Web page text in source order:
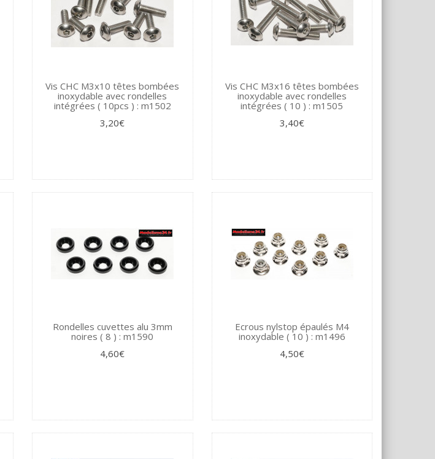
Vis CHC M3x10 têtes bombées
inoxydable avec rondelles
intégrées ( 10pcs ) : m1502
3,20€
Vis CHC M3x16 têtes bombées
inoxydable avec rondelles
intégrées ( 10 ) : m1505
3,40€
Rondelles cuvettes alu 3mm
noires ( 8 ) : m1590
4,60€
Ecrous nylstop épaulés M4
inoxydable ( 10 ) : m1496
4,50€